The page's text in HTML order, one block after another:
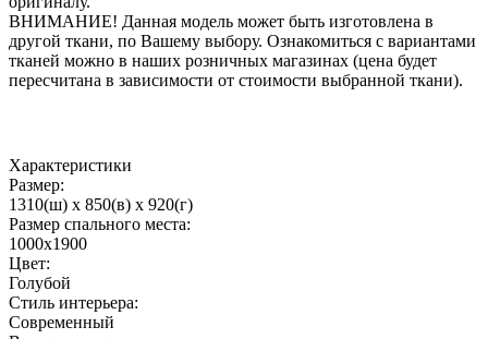
ВНИМАНИЕ! Данная модель может быть изготовлена в
другой ткани, по Вашему выбору. Ознакомиться с вариантами
тканей можно в наших розничных магазинах (цена будет
пересчитана в зависимости от стоимости выбранной ткани).
Характеристики
Размер:
1310(ш) x 850(в) x 920(г)
Размер спального места:
1000х1900
Цвет:
Голубой
Стиль интерьера:
Современный